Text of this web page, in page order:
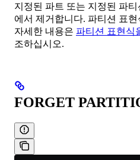
지정된 파트 또는 지정된 파
에서 제거합니다. 파티션 표
자세한 내용은 파티션 표현식
조하십시오.
FORGET